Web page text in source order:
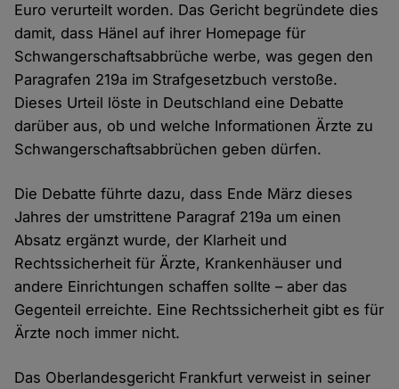
Euro verurteilt worden. Das Gericht begründete dies
damit, dass Hänel auf ihrer Homepage für
Schwangerschaftsabbrüche werbe, was gegen den
Paragrafen 219a im Strafgesetzbuch verstoße.
Dieses Urteil löste in Deutschland eine Debatte
darüber aus, ob und welche Informationen Ärzte zu
Schwangerschaftsabbrüchen geben dürfen.
Die Debatte führte dazu, dass Ende März dieses
Jahres der umstrittene Paragraf 219a um einen
Absatz ergänzt wurde, der Klarheit und
Rechtssicherheit für Ärzte, Krankenhäuser und
andere Einrichtungen schaffen sollte – aber das
Gegenteil erreichte. Eine Rechtssicherheit gibt es für
Ärzte noch immer nicht.
Das Oberlandesgericht Frankfurt verweist in seiner